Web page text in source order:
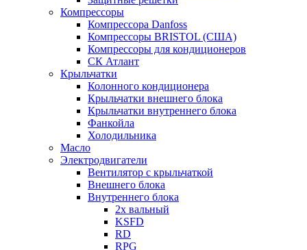
Компрессоры
Компрессора Danfoss
Компрессоры BRISTOL (США)
Компрессоры для кондиционеров
СК Атлант
Крыльчатки
Колонного кондиционера
Крыльчатки внешнего блока
Крыльчатки внутреннего блока
Фанкойла
Холодильника
Масло
Электродвигатели
Вентилятор с крыльчаткой
Внешнего блока
Внутреннего блока
2х вальный
KSFD
RD
RPG